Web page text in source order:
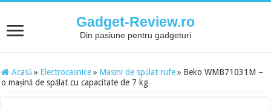
Gadget-Review.ro
Din pasiune pentru gadgeturi
Acasă » Electrocasnice » Masini de spălat rufe » Beko WMB71031M –
o mașină de spălat cu capacitate de 7 kg